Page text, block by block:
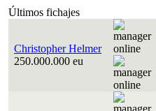
Últimos fichajes
Christopher Helmer
250.000.000 eu